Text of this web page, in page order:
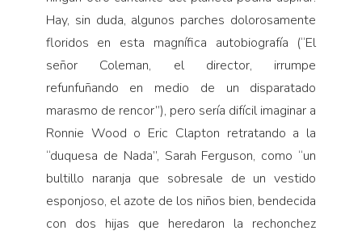
Turismo accidental
Voces y lecturas
Hay, sin duda, algunos parches dolorosamente
floridos en esta magnífica autobiografía (“El
señor Coleman, el director, irrumpe
refunfuñando en medio de un disparatado
marasmo de rencor”), pero sería difícil imaginar a
Ronnie Wood o Eric Clapton retratando a la
“duquesa de Nada”, Sarah Ferguson, como “un
bultillo naranja que sobresale de un vestido
esponjoso, el azote de los niños bien, bendecida
con dos hijas que heredaron la rechonchez